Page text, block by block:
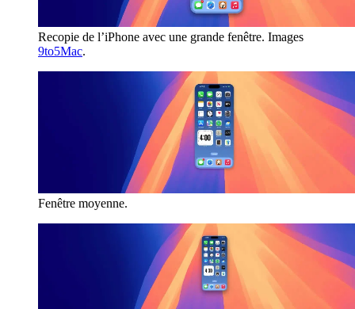
Recopie de l’iPhone avec une grande fenêtre. Images
9to5Mac.
Fenêtre moyenne.